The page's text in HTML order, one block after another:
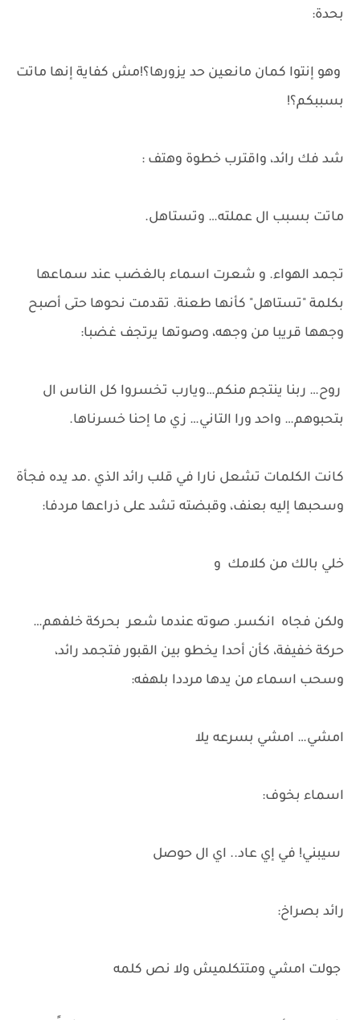
بحدة:
وهو إنتوا كمان مانعين حد يزورها؟!مش كفاية إنها ماتت
بسببكم؟!
شد فك رائد، واقترب خطوة وهتف :
ماتت بسبب ال عملته… وتستاهل.
تجمد الهواء. و شعرت اسماء بالغضب عند سماعها
بكلمة "تستاهل" كأنها طعنة. تقدمت نحوها حتى أصبح
وجهها قريبا من وجهه، وصوتها يرتجف غضبا:
روح… ربنا ينتجم منكم…ويارب تخسروا كل الناس ال
بتحبوهم… واحد ورا التاني… زي ما إحنا خسرناها.
كانت الكلمات تشعل نارا في قلب رائد الذي .مد يده فجأة
وسحبها إليه بعنف، وقبضته تشد على ذراعها مردفا:
خلي بالك من كلامك و
ولكن فجاه انكسر. صوته عندما شعر بحركة خلفهم…
حركة خفيفة، كأن أحدا يخطو بين القبور فتجمد رائد،
وسحب اسماء من يدها مرددا بلهفه:
امشي… امشي بسرعه يلا
اسماء بخوف:
سيبني! في إي عاد.. اي ال حوصل
رائد بصراخ:
جولت امشي ومتتكلميش ولا نص كلمه